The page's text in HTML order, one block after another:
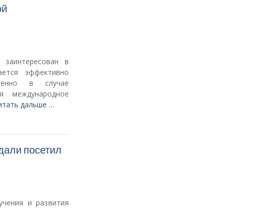
заинтересован в
эффективно
в случае
международное
дальше …
посетил
и развития